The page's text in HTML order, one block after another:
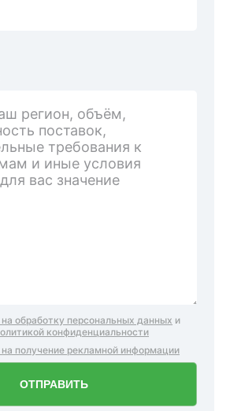
на обработку персональных данных и
конфиденциальности
на получение рекламной информации
ОТПРАВИТЬ